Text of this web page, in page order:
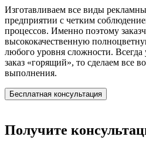
Изготавливаем все виды
предприятии с четким
процессов. Именно поэтому
высококачественную
любого уровня сложности.
заказ «горящий», то сделаем все
выполнения.
Бесплатная консультация
Получите